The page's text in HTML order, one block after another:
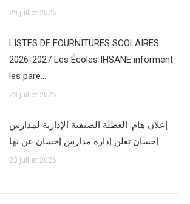
29 juillet 2026
LISTES DE FOURNITURES SCOLAIRES
2026-2027 Les Écoles IHSANE informent
les pare…
23 juillet 2026
إعلان هام: العطلة الصيفية الإدارية لمدارس
23 juillet 2026